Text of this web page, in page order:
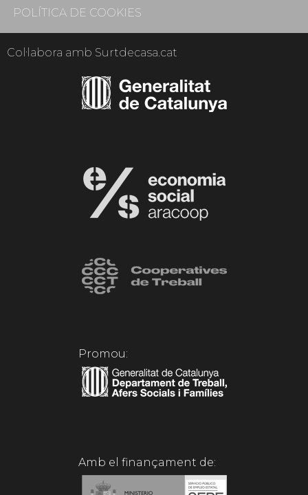
POLÍTICA DE COOKIES
Col·labora amb Surtdecasa.cat
Promou:
Amb el finançament de: